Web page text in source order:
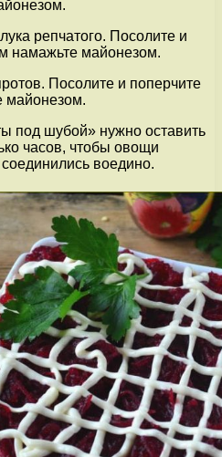
репчатого. Посолите и
намажьте майонезом.
Посолите и поперчите
майонезом.
под шубой» нужно оставить
часов, чтобы овощи
воедино.